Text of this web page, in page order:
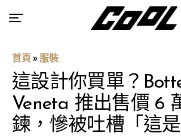
首頁 » 服裝
這設計你買單？
Veneta 推出售價 6
鍊，慘被吐槽「這